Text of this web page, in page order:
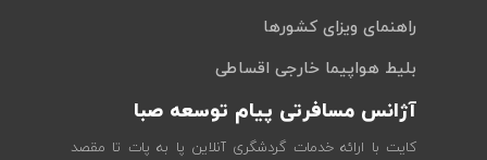
راهنمای ویزای کشورها
بلیط هواپیما خارجی اقساطی
آژانس مسافرتی پیام توسعه صبا
کایت با ارائه خدمات گردشگری آنلاین پا به پات تا مقصد